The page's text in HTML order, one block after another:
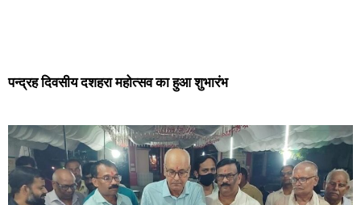
पन्द्रह दिवसीय दशहरा महोत्सव का हुआ शुभारंभ